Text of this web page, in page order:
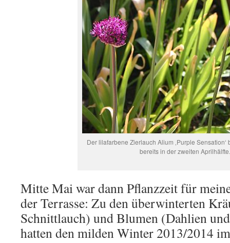
Der lilafarbene Zierlauch Alium ‚Purple
bereits in der zweiten Aprilhälfte.
Mitte Mai war dann Pflanzzeit für
der Terrasse: Zu den überwinterten
Schnittlauch) und Blumen (Dahlien
hatten den milden Winter 2013/2014